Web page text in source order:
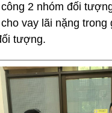
2 nhóm đối
vay lãi nặng trong
tượng.